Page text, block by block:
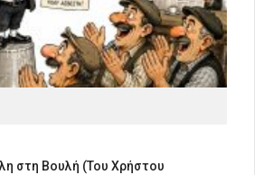
στη Βουλή (Του Χρήστου